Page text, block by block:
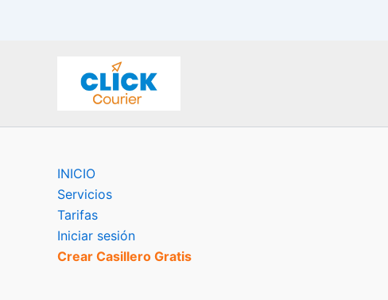
INICIO
Servicios
Tarifas
Iniciar sesión
Crear Casillero Gratis